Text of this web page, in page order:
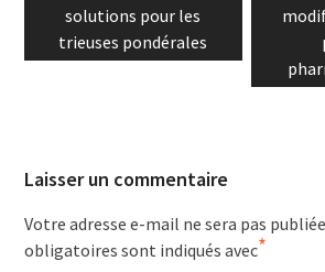
l’article
post:
solutions pour les
trieuses pondérales
post:
Laisser un commentaire
Votre adresse e-mail ne sera pas
obligatoires sont indiqués avec*